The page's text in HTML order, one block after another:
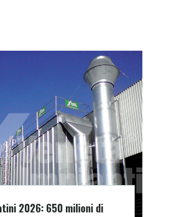
2026: 650 milioni di